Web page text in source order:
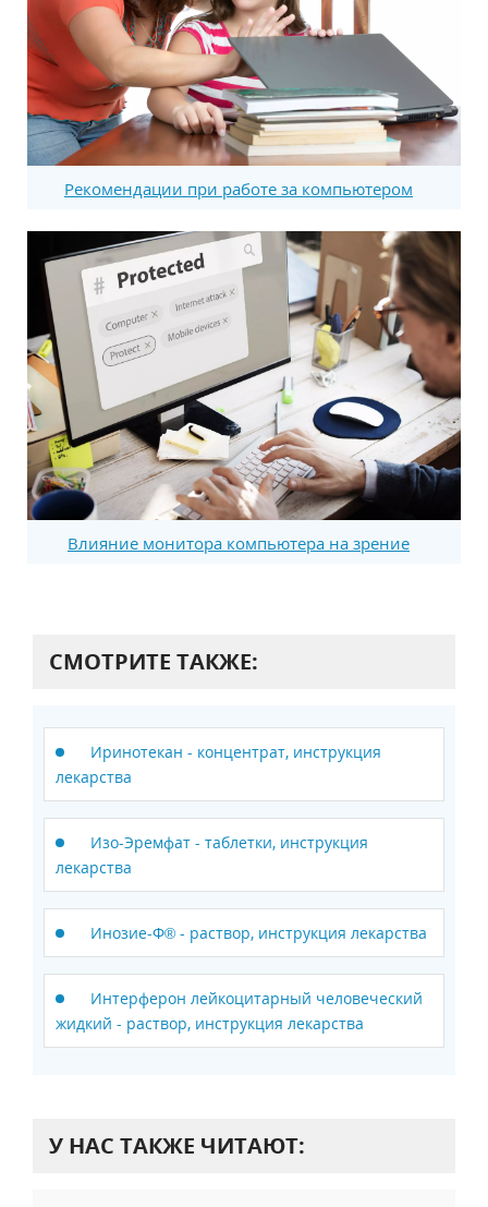
Рекомендации при работе за компьютером
Влияние монитора компьютера на зрение
СМОТРИТЕ ТАКЖЕ:
Иринотекан - концентрат, инструкция
лекарства
Изо-Эремфат - таблетки, инструкция
лекарства
Инозие-Ф® - раствор, инструкция лекарства
Интерферон лейкоцитарный человеческий
жидкий - раствор, инструкция лекарства
У НАС ТАКЖЕ ЧИТАЮТ: